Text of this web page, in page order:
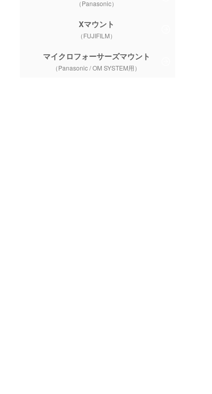
F2.8
（Panasonic）
Xマウント
（FUJIFILM）
マイクロフォーサーズマウント
（Panasonic / OM SYSTEM用）